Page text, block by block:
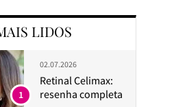
LIDOS
02.07.2026
Retinal Celimax:
resenha completa
1